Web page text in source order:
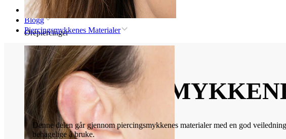
Ørepiercinger
Hjem
Blogg
Piercingsmykkenes Materialer
Denne delen går gjennom piercingsmykkenes materialer med en god
behagelige å bruke.